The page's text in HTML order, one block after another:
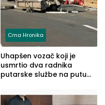
Crna Hronika
Uhapšen vozač koji je
usmrtio dva radnika
putarske službe na putu
(FOTO)